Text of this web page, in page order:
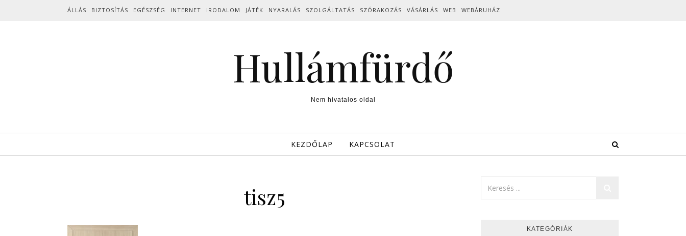
ÁLLÁS BIZTOSÍTÁS EGÉSZSÉG INTERNET IRODALOM JÁTÉK NYARALÁS SZOLGÁLTATÁS SZÓRAKOZÁS VÁSÁRLÁS WEB WEBÁRUHÁZ
Hullámfürdő
Nem hivatalos oldal
KEZDŐLAP KAPCSOLAT
tisz5
KATEGÓRIÁK